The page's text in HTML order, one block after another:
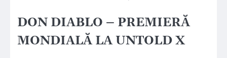
DON DIABLO – PREMIERĂ
MONDIALĂ LA UNTOLD X